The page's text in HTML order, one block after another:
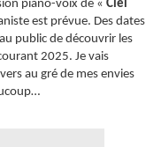
piano-voix de « Ciel
est prévue. Des dates
public de découvrir les
2025. Je vais
au gré de mes envies